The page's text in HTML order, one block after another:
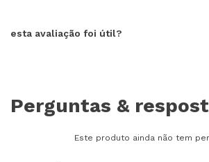
esta avaliação foi útil?
Perguntas &
Este produto ainda não tem